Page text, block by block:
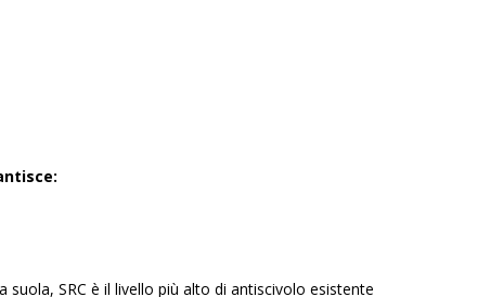
SRC è il livello più alto di antiscivolo esistente